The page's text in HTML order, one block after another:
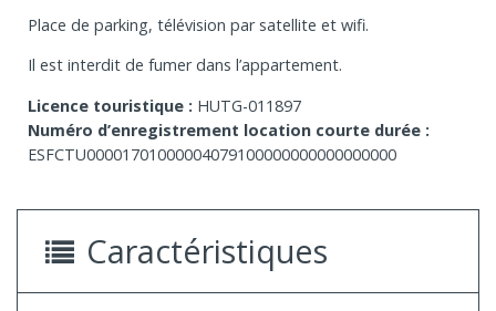
Place de parking, télévision par satellite et wifi.
Il est interdit de fumer dans l’appartement.
Licence touristique : HUTG-011897
Numéro d’enregistrement location courte durée :
ESFCTU00001701000004079100000000000000000
Caractéristiques